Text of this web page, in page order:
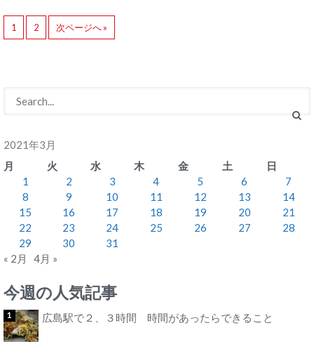
1 2 次ページへ »
2021年3月
月
火 水 木 金 土
日
1
2 3 4 5 6
7
8
9 10 11 12 13
14
15
16 17 18 19 20
21
22
23 24 25 26 27
28
29
30
31
« 2月
4月 »
今週の人気記事
広島駅で２、３時間 時間があったらできること